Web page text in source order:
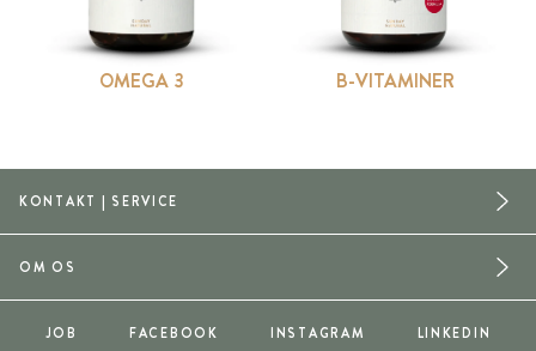
OMEGA 3 B-VITAMINER
KONTAKT | SERVICE
OM OS
JOB FACEBOOK INSTAGRAM LINKEDIN